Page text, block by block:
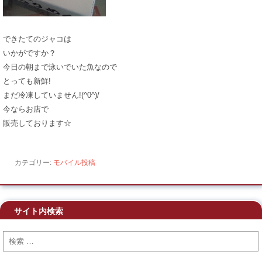
できたてのジャコは
いかがですか？
今日の朝まで泳いでいた魚なので
とっても新鮮!
まだ冷凍していません!(^0^)/
今ならお店で
販売しております☆
カテゴリー: モバイル投稿
サイト内検索
検索